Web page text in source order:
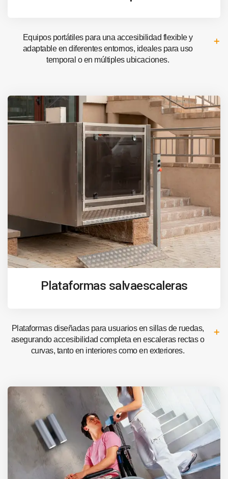
Equipos portátiles para una accesibilidad flexible y
adaptable en diferentes entornos, ideales para uso
temporal o en múltiples ubicaciones.
Plataformas salvaescaleras
Plataformas diseñadas para usuarios en sillas de ruedas,
asegurando accesibilidad completa en escaleras rectas o
curvas, tanto en interiores como en exteriores.